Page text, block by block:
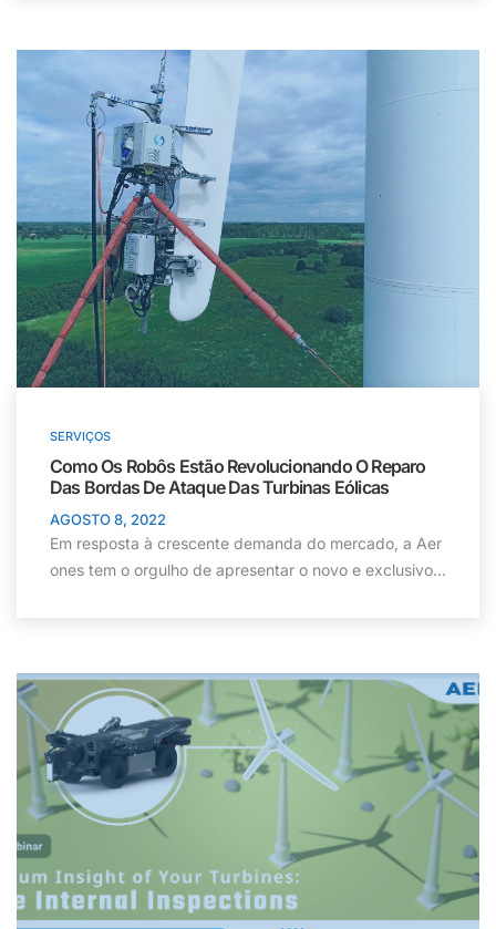
SERVIÇOS
Como Os Robôs Estão Revolucionando O Reparo
Das Bordas De Ataque Das Turbinas Eólicas
AGOSTO 8, 2022
Em resposta à crescente demanda do mercado, a Aer
ones tem o orgulho de apresentar o novo e exclusivo...